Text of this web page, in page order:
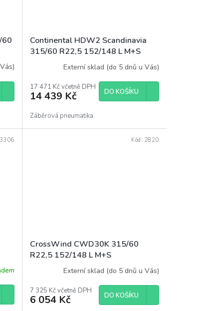
60
Continental HDW2 Scandinavia
315/60 R22,5 152/148 L M+S
Externí sklad (do 5 dnů u Vás)
17 471 Kč včetně DPH
14 439 Kč DO KOŠÍKU
Záběrová pneumatika.
3306
CrossWind CWD30K 315/60
R22,5 152/148 L M+S
Externí sklad (do 5 dnů u Vás)
7 325 Kč včetně DPH
6 054 Kč DO KOŠÍKU
Kód: 2820